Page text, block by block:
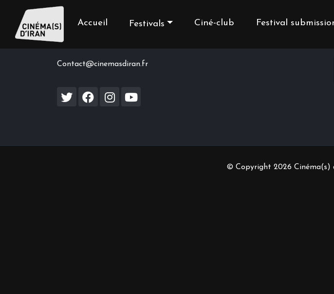
Accueil Festivals Ciné-club Festival
Contact us
Contact@cinemasdiran.fr
© Copyright 2026 Cinéma(s)